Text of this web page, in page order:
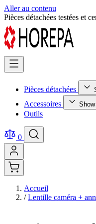
Aller au contenu
Retour facile sous 14 jours -
Pièces détachées
Accessoires
Outils
0
Accueil
/ Lentille caméra +